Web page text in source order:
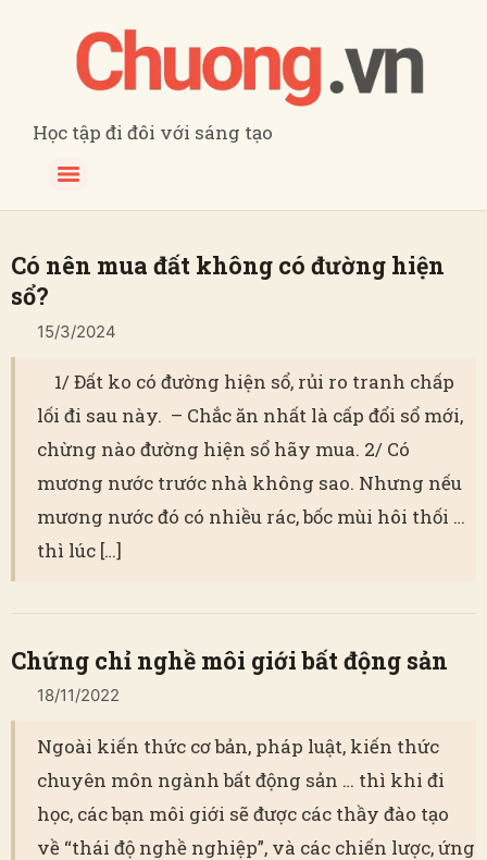
Học tập đi đôi với sáng tạo
Có nên mua đất không có đường hiện
sổ?
15/3/2024
1/ Đất ko có đường hiện sổ, rủi ro tranh chấp
lối đi sau này. – Chắc ăn nhất là cấp đổi sổ mới,
chừng nào đường hiện sổ hãy mua. 2/ Có
mương nước trước nhà không sao. Nhưng nếu
mương nước đó có nhiều rác, bốc mùi hôi thối …
thì lúc […]
Chứng chỉ nghề môi giới bất động sản
18/11/2022
Ngoài kiến thức cơ bản, pháp luật, kiến thức
chuyên môn ngành bất động sản … thì khi đi
học, các bạn môi giới sẽ được các thầy đào tạo
về “thái độ nghề nghiệp”, và các chiến lược, ứng